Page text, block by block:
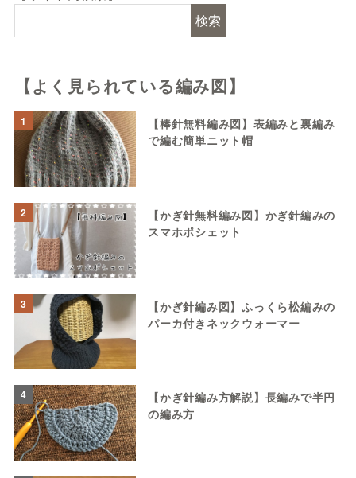
検索
【よく見られている編み図】
1
【棒針無料編み図】表編みと裏編み
で編む簡単ニット帽
2
【かぎ針無料編み図】かぎ針編みの
スマホポシェット
3
【かぎ針編み図】ふっくら松編みの
パーカ付きネックウォーマー
4
【かぎ針編み方解説】長編みで半円
の編み方